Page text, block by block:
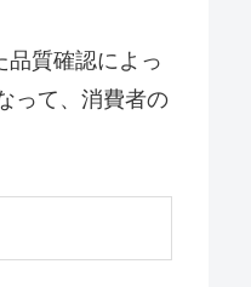
品質確認によっ
って、消費者の